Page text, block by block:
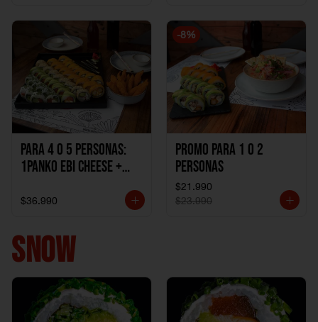
1Katzu de Camaron
Para 4 o 5 personas:
1Panko Ebi Cheese +
Sake + 1Avocado Beto
1Katzu de Pollo
$36.990
-8%
Promo Para 1 o 2
personas
$21.990
$23.990
SNOW